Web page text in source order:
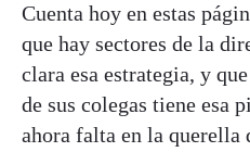
Cuenta hoy en estas
que hay sectores de la
clara esa estrategia, y
de sus colegas tiene esa
ahora falta en la querella